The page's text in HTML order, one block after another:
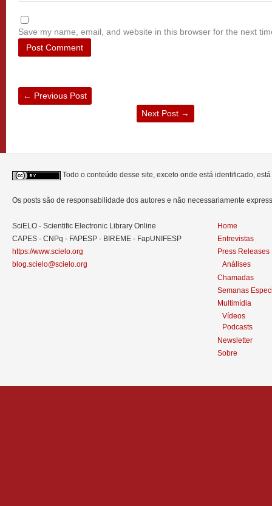
Save my name, email, and website in this browser for the next
← Previous Post
Next Post →
Todo o conteúdo desse site, exceto onde está identificado,
Os posts são de responsabilidade dos autores e não necessariamente
SciELO - Scientific Electronic Library Online
CAPES - CNPq - FAPESP - BIREME - FapUNIFESP
https://www.scielo.org
blog.scielo@scielo.org
Home
Entrevistas
Press Releases
Análises
Chamadas
Semanas
Multimídia
Vídeos
Podcasts
Newsletter
Sobre